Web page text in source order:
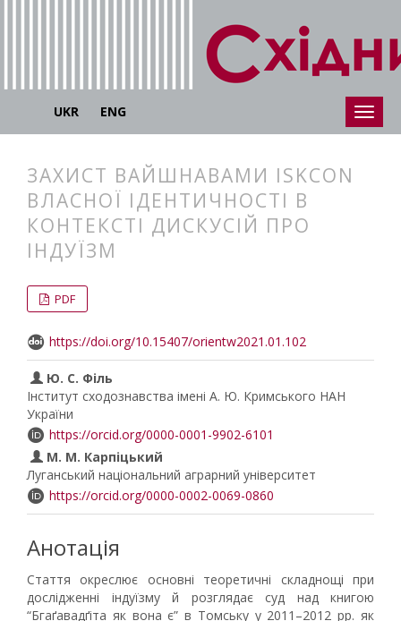
UKR ENG
ЗАХИСТ ВАЙШНАВАМИ ISKCON
ВЛАСНОЇ ІДЕНТИЧНОСТІ В
КОНТЕКСТІ ДИСКУСІЙ ПРО
ІНДУЇЗМ
PDF
https://doi.org/10.15407/orientw2021.01.102
Ю. С. Філь
Інститут сходознавства імені А. Ю. Кримського НАН
України
https://orcid.org/0000-0001-9902-6101
М. М. Карпіцький
Луганський національний аграрний університет
https://orcid.org/0000-0002-0069-0860
Анотація
Стаття окреслює основні теоретичні складнощі при
дослідженні індуїзму й розглядає суд над книгою
“Бгаґавадґіта як вона є” в Томську у 2011–2012 рр. як